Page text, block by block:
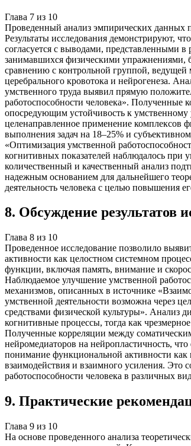
Глава 7 из 10
Проведенный анализ эмпирических данных
Результаты исследования демонстрируют,
согласуется с выводами, представленными
занимавшихся физическими упражнениями,
сравнению с контрольной группой,
церебрального кровотока и нейрогенеза.
умственного труда выявил прямую
работоспособности человека». Полученные
опосредующим устойчивость к умственному
целенаправленное применение комплексов
выполнения задач на 18–25% и
«Оптимизация умственной
когнитивных показателей наблюдалось при
количественный и качественный анализ
надежным основанием для дальнейшего
деятельность человека с целью повышения
8. Обсуждение результатов
Глава 8 из 10
Проведенное исследование позволило
активности как целостном системном
функции, включая память, внимание и
Наблюдаемое улучшение умственной
механизмов, описанных в источнике
умственной деятельности возможна через
средствами физической культуры». Анализ
когнитивные процессы, тогда как
Полученные корреляции между
нейромедиаторов на нейропластичность,
понимание функциональной активности как
взаимодействия и взаимного усиления. Это
работоспособности человека в различных
9. Практические
Глава 9 из 10
На основе проведенного анализа